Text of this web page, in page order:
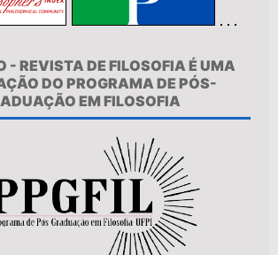
- REVISTA DE FILOSOFIA É UMA
DO PROGRAMA DE PÓS-
EM FILOSOFIA